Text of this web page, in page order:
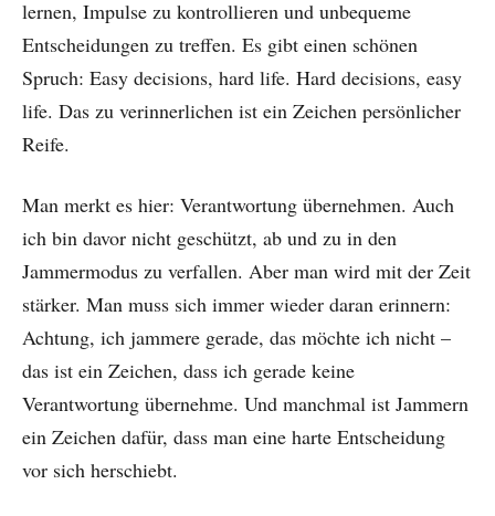
lernen, Impulse zu kontrollieren und unbequeme
Entscheidungen zu treffen. Es gibt einen schönen
Spruch: Easy decisions, hard life. Hard decisions, easy
life. Das zu verinnerlichen ist ein Zeichen persönlicher
Reife.
Man merkt es hier: Verantwortung übernehmen. Auch
ich bin davor nicht geschützt, ab und zu in den
Jammermodus zu verfallen. Aber man wird mit der Zeit
stärker. Man muss sich immer wieder daran erinnern:
Achtung, ich jammere gerade, das möchte ich nicht –
das ist ein Zeichen, dass ich gerade keine
Verantwortung übernehme. Und manchmal ist Jammern
ein Zeichen dafür, dass man eine harte Entscheidung
vor sich herschiebt.